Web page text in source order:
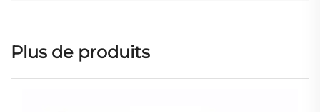
Plus de produits